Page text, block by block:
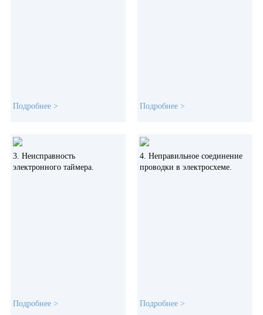
Подробнее >
холодильник не охлаждает и не замораживает.
Подробнее >
функционированием при норме
отключения через 10-20 минут
активной работы. Это приводит к
3. Неисправность
электронного таймера.
Подробнее >
4. Неправильное соединение
проводки в электросхеме.
Подробнее >